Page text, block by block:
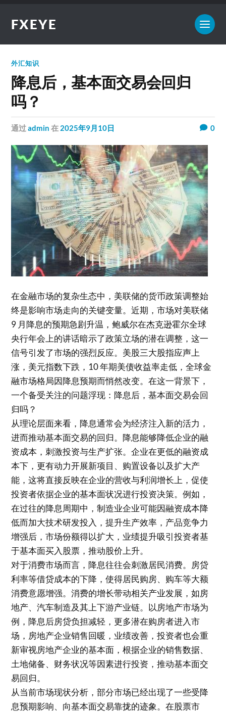
FXEYE
外汇知识
降息后，基本面交易会回归
吗？
通过admin 在 2025年9月10日 0
在金融市场的复杂生态中，美联储的货币政策调整始
终是影响市场走向的关键变量。近期，市场对美联储
9 月降息的预期急剧升温，鲍威尔在杰克逊霍尔全球
央行年会上的讲话暗示了政策立场的潜在调整，这一
信号引发了市场的强烈反应。美股三大股指应声上
涨，美元指数下跌，10 年期美债收益率走低，全球金
融市场格局因降息预期而悄然改变。在这一背景下，
一个备受关注的问题浮现：降息后，基本面交易会回
归吗？
从理论层面来看，降息通常会为经济注入新的活力，
进而推动基本面交易的回归。降息能够降低企业的融
资成本，刺激投资与生产扩张。企业在更低的融资成
本下，更有动力开展新项目、购置设备以及扩大产
能，这将直接反映在企业的营收与利润增长上，促使
投资者依据企业的基本面状况进行投资决策。例如，
在过往的降息周期中，制造业企业可能因融资成本降
低而加大技术研发投入，提升生产效率，产品竞争力
增强后，市场份额得以扩大，业绩提升吸引投资者基
于基本面买入股票，推动股价上升。
对于消费市场而言，降息往往会刺激居民消费。房贷
利率等借贷成本的下降，使得居民购房、购车等大额
消费意愿增强。消费的增长带动相关产业发展，如房
地产、汽车制造及其上下游产业链。以房地产市场为
例，降息后房贷负担减轻，更多潜在购房者进入市
场，房地产企业销售回暖，业绩改善，投资者也会重
新审视房地产企业的基本面，根据企业的销售数据、
土地储备、财务状况等因素进行投资，推动基本面交
易回归。
从当前市场现状分析，部分市场已经出现了一些受降
息预期影响、向基本面交易靠拢的迹象。在股票市